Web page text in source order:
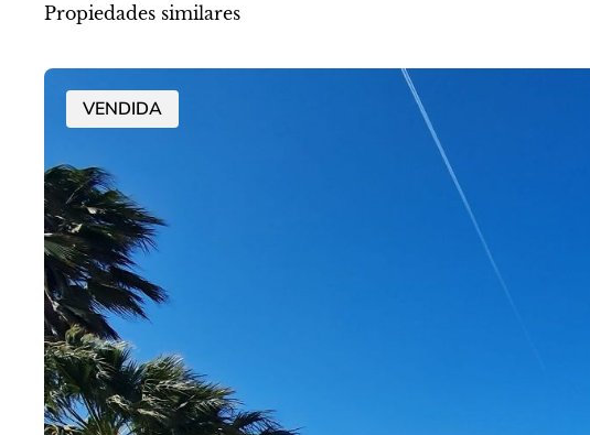
Propiedades similares
VENDIDA